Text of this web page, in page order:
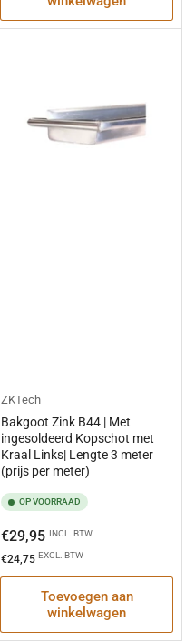
ZKTech
Bakgoot Zink B44 | Met
ingesoldeerd Kopschot met
Kraal Links| Lengte 3 meter
(prijs per meter)
OP VOORRAAD
Normale
prijs
€29,95 INCL. BTW
€24,75 EXCL. BTW
Toevoegen aan
winkelwagen